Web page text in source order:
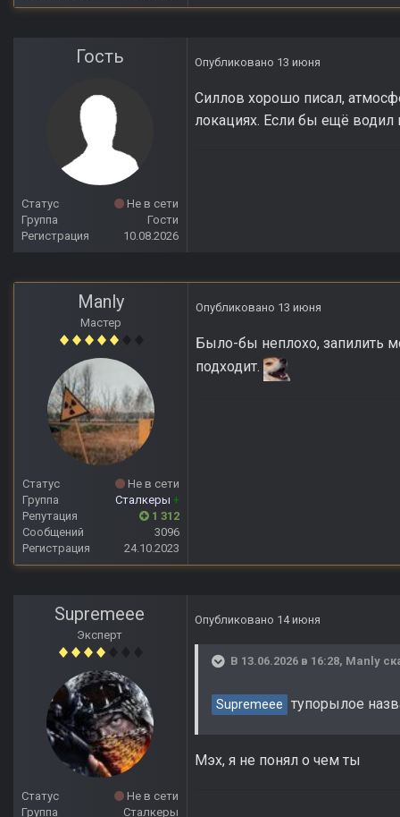
Гость
Статус
Не в сети
Группа
Гости
Регистрация
10.08.2026
Опубликовано 13 июня
Силлов хорошо писал,
локациях. Если бы ещё
Manly
Мастер
Статус
Не в сети
Группа
Сталкеры +
Репутация
1 312
Сообщений
3096
Регистрация
24.10.2023
Опубликовано 13 июня
Было-бы неплохо, запилить
подходит.
Supremeee
Эксперт
Статус
Не в сети
Группа
Сталкеры
Опубликовано 14 июня
В 13.06.2026 в 16:28, Manly
Supremeee тупорылое
Мэх, я не понял о чем ты